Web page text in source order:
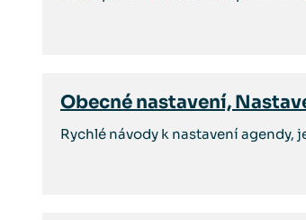
Obecné nastavení,
Rychlé návody k nastavení agendy,